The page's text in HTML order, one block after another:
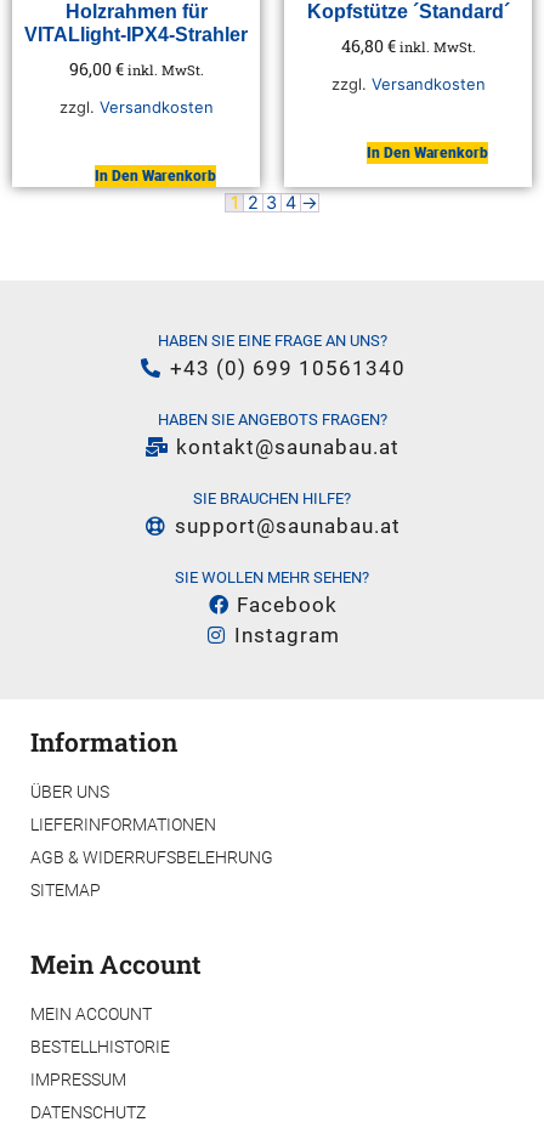
Holzrahmen für
VITALlight-IPX4-Strahler
96,00€ inkl. MwSt.
zzgl. Versandkosten
In Den Warenkorb
Kopfstütze ´Standard´
46,80€ inkl. MwSt.
zzgl. Versandkosten
In Den Warenkorb
1 2 3 4 →
HABEN SIE EINE FRAGE AN UNS?
+43 (0) 699 10561340
HABEN SIE ANGEBOTS FRAGEN?
kontakt@saunabau.at
SIE BRAUCHEN HILFE?
support@saunabau.at
SIE WOLLEN MEHR SEHEN?
Facebook
Instagram
Information
ÜBER UNS
LIEFERINFORMATIONEN
AGB & WIDERRUFSBELEHRUNG
SITEMAP
Mein Account
MEIN ACCOUNT
BESTELLHISTORIE
IMPRESSUM
DATENSCHUTZ